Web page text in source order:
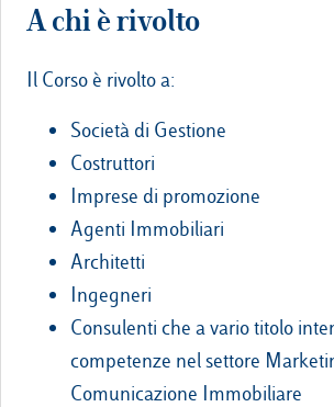
A chi è rivolto
Il Corso è rivolto a:
Società di Gestione
Costruttori
Imprese di promozione
Agenti Immobiliari
Architetti
Ingegneri
Consulenti che a vario titolo
competenze nel settore
Comunicazione Immobiliare